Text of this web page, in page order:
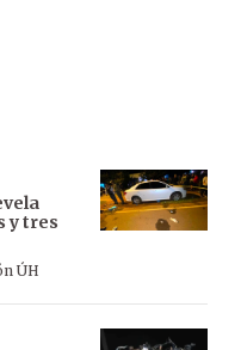
y tres
ÚH